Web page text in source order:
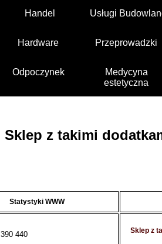
Handel Usługi
Hardware Przeprowadzki
Odpoczynek
Medycyna
estetyczna
Sklep z takimi
Statystyki WWW
440
Sklep z